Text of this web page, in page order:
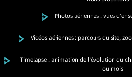
Photos aériennes : vues
Vidéos aériennes : parcours du site,
Timelapse : animation de l’évolution du
ou mois